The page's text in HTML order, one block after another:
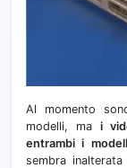
Al momento
modelli, ma i
entrambi i
sembra